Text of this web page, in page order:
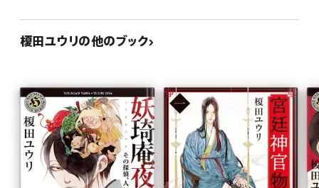
榎田ユウリの他のブック